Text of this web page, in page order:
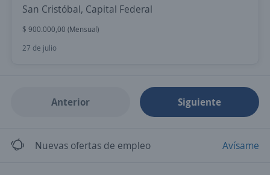
San Cristóbal, Capital Federal
$ 900.000,00 (Mensual)
27 de julio
Anterior Siguiente
Nuevas ofertas de empleo Avísame